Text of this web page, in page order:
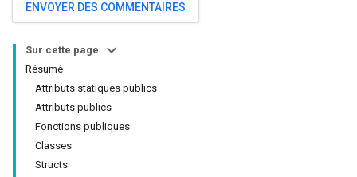
ENVOYER DES COMMENTAIRES
Sur cette page
Résumé
Attributs statiques publics
Attributs publics
Fonctions publiques
Classes
Structs